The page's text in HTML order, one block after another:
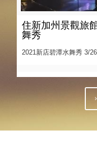
住新加州景觀旅
舞秀
2021新店碧潭水舞秀 3/